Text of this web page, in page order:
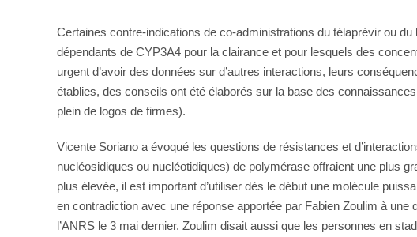
Certaines contre-indications de co-administrations du télaprévir ou
dépendants de CYP3A4 pour la clairance et pour lesquels des
urgent d’avoir des données sur d’autres interactions, leurs
établies, des conseils ont été élaborés sur la base des
plein de logos de firmes).
Vicente Soriano a évoqué les questions de résistances et
nucléosidiques ou nucléotidiques) de polymérase offraient une plus
plus élevée, il est important d’utiliser dès le début une molécule
en contradiction avec une réponse apportée par Fabien Zoulim à
l’ANRS le 3 mai dernier. Zoulim disait aussi que les personnes en